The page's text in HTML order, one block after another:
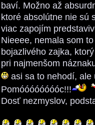
baví. Možno až
ktoré absolútne nie sú
viac zapojím
Nieeee, nemala som
bojazlivého zajka,
pri najmenšom
asi sa to nehodí, ale
Pomóóóóóóóóc!!!
Dosť nezmyslov,